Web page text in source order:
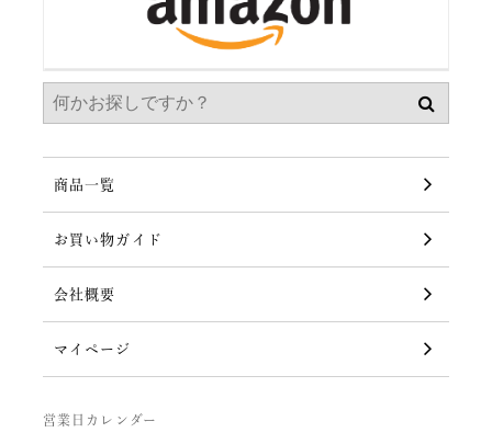
商品一覧
お買い物ガイド
会社概要
マイページ
営業日カレンダー